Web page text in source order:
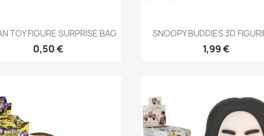
Anteprima
TOY FIGURE SURPRISE BAG
0,50 €
 Anteprima
SNOOPY BUDDIES 3D
1,99 €